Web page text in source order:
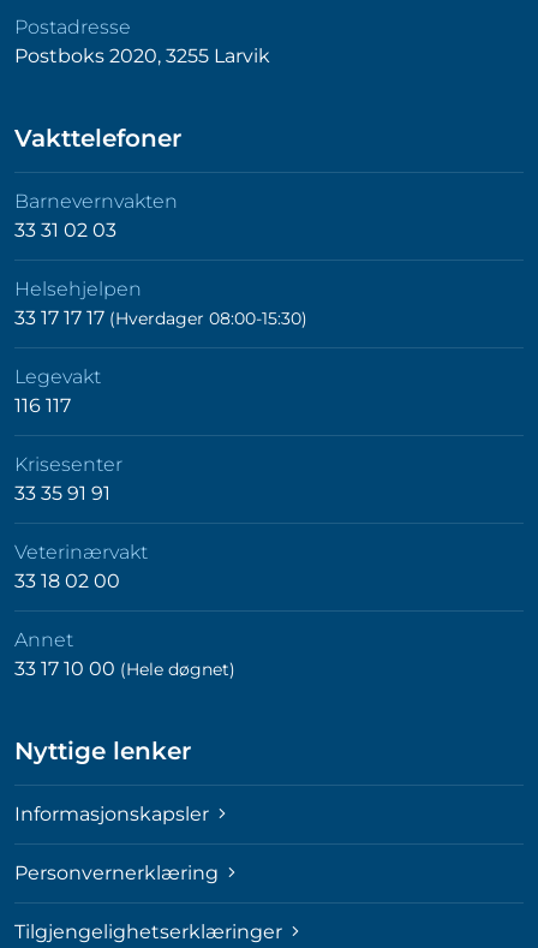
Postadresse
Postboks 2020, 3255 Larvik
Vakttelefoner
Barnevernvakten
33 31 02 03
Helsehjelpen
33 17 17 17 (Hverdager 08:00-15:30)
Legevakt
116 117
Krisesenter
33 35 91 91
Veterinærvakt
33 18 02 00
Annet
33 17 10 00 (Hele døgnet)
Nyttige lenker
Informasjonskapsler
Personvernerklæring
Tilgjengelighetserklæringer